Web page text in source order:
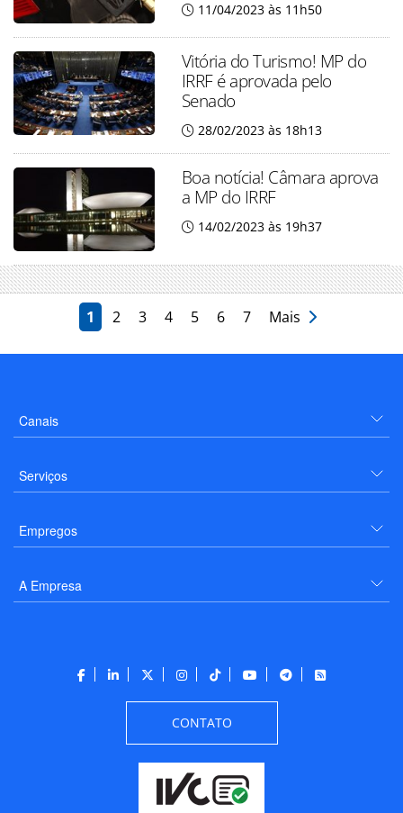
11/04/2023 às 11h50
Vitória do Turismo! MP do
IRRF é aprovada pelo
Senado
28/02/2023 às 18h13
Boa notícia! Câmara aprova
a MP do IRRF
14/02/2023 às 19h37
1 2 3 4 5 6 7 Mais
Canais
Serviços
Empregos
A Empresa
CONTATO